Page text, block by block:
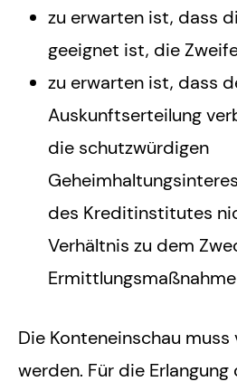
zu erwarten ist, dass
geeignet ist, die
zu erwarten ist, dass
Auskunftserteilung
die schutzwürdigen
des Kreditinstitutes
Verhältnis zu dem
Die Konteneinschau
werden. Für die Erlangung